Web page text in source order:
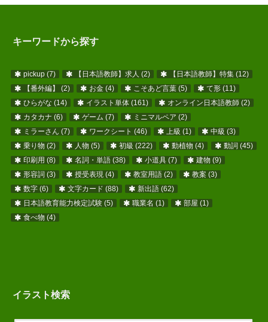
キーワードから探す
pickup(7) 【日本語教師】求人 (2) 【日本語教師】特集 (12)
【番外編】
(2) お金 (4) こそあど言葉 (5) て形 (11)
ひらがな (14) イラスト単体 (161) オンライン日本語教師 (2)
カタカナ (6) ゲーム (7) ミニマルペア (2)
ミラーさん (7) ワークシート (46) 上級 (1) 中級 (3)
乗り物 (2) 人物 (5) 初級 (222) 動植物 (4) 動詞 (45)
印刷用 (8) 名詞・単語 (38) 小道具 (7) 建物 (9)
形容詞 (3) 授受表現 (4) 教室用語 (2) 教案 (3)
数字(6) 文字カード (88) 新出語 (62)
日本語教育能力検定試験(5) 職業名 (1) 部屋 (1)
食べ物 (4)
イラスト検索